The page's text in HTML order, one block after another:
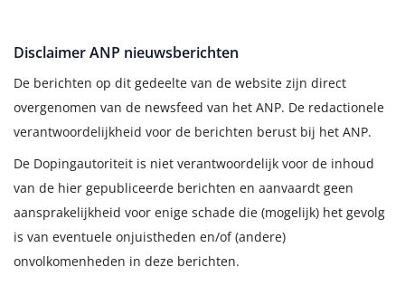
Disclaimer ANP nieuwsberichten
De berichten op dit gedeelte van de website zijn direct
overgenomen van de newsfeed van het ANP. De redactionele
verantwoordelijkheid voor de berichten berust bij het ANP.
De Dopingautoriteit is niet verantwoordelijk voor de inhoud
van de hier gepubliceerde berichten en aanvaardt geen
aansprakelijkheid voor enige schade die (mogelijk) het gevolg
is van eventuele onjuistheden en/of (andere)
onvolkomenheden in deze berichten.